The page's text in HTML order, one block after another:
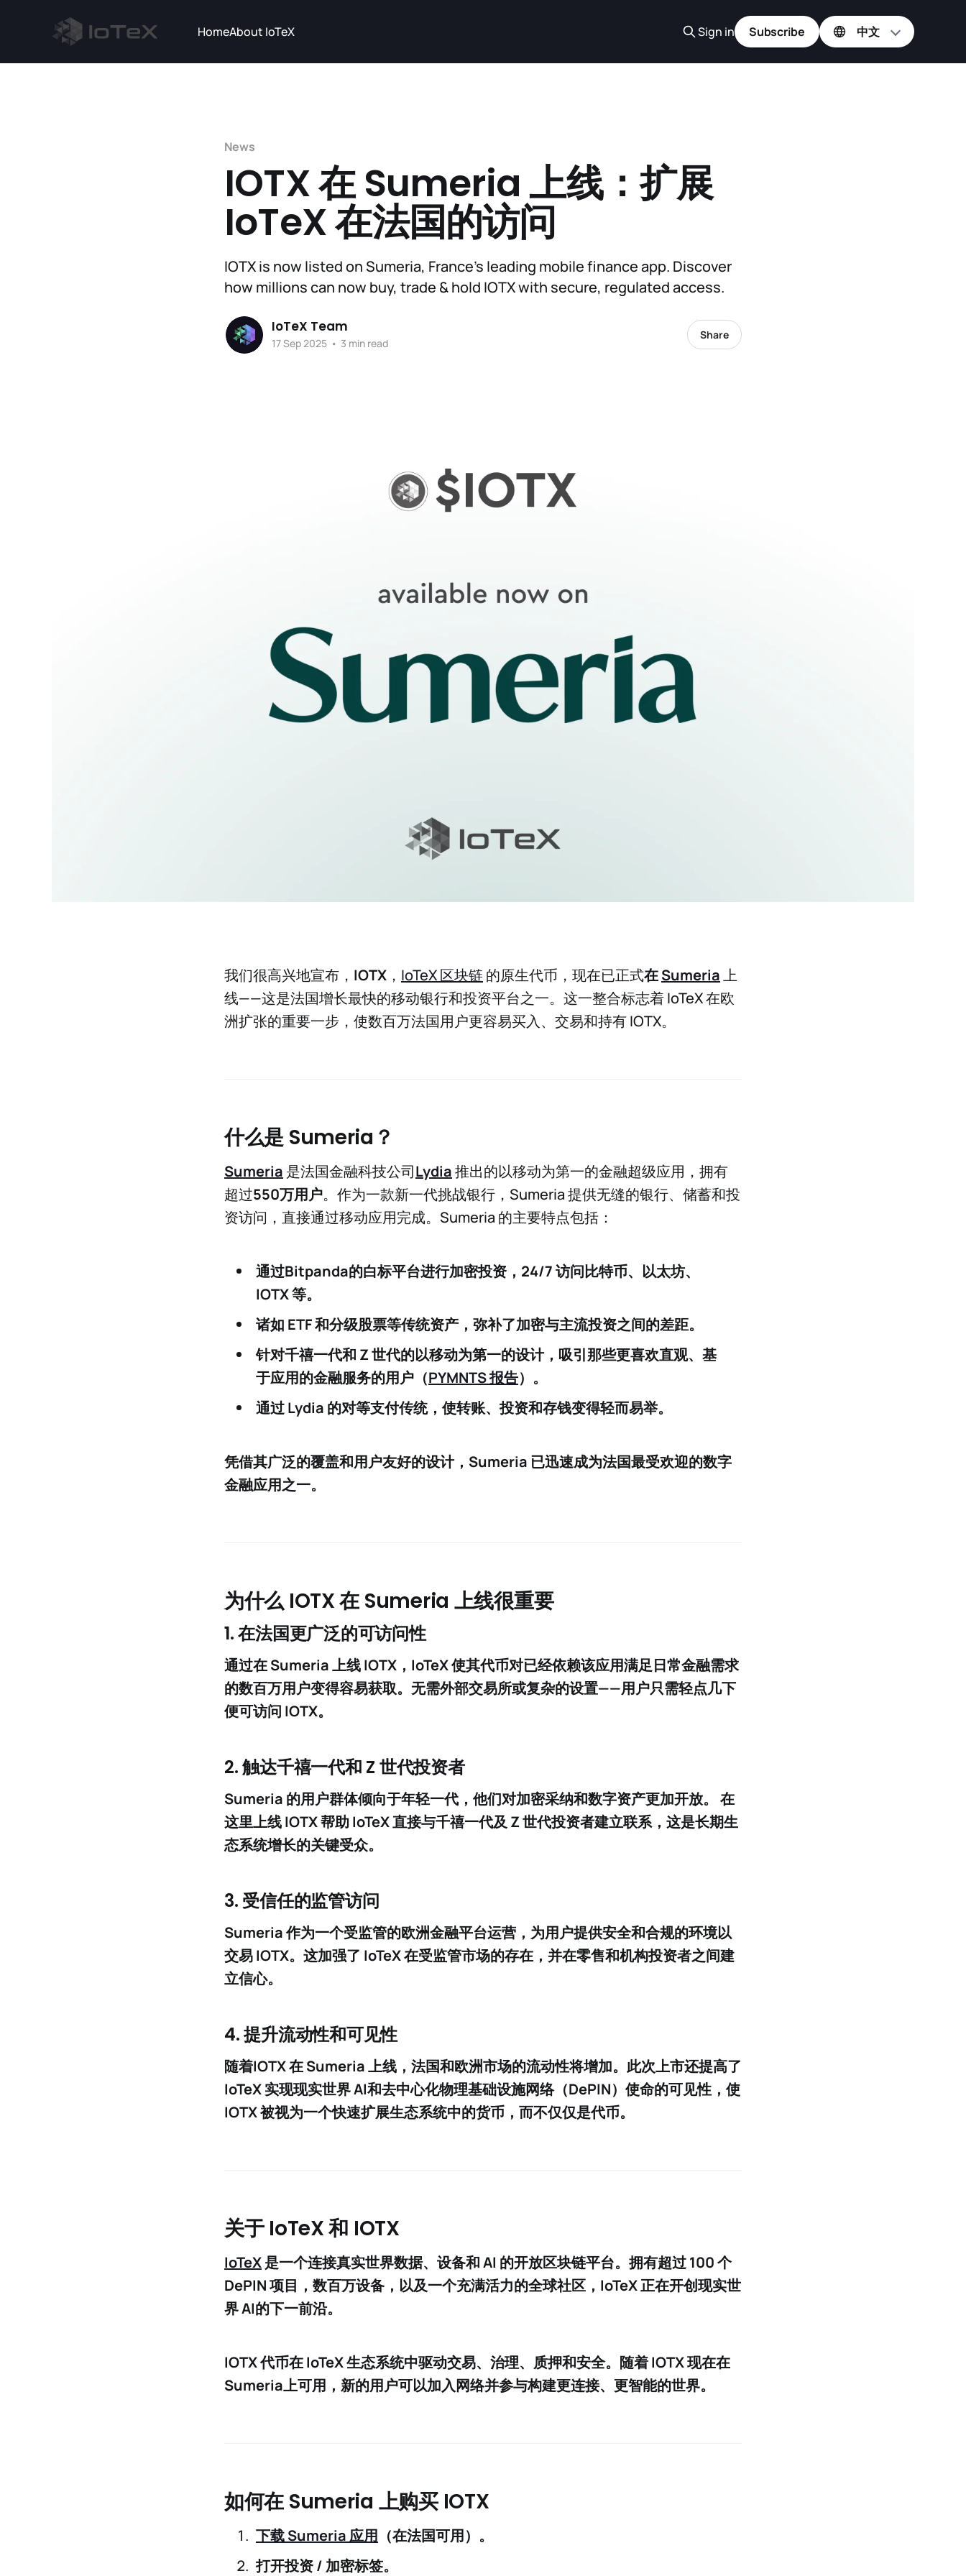
HomeAbout IoTeX Sign in Subscribe
News
IOTX 在 Sumeria 上线：扩展
IoTeX 在法国的访问
IOTX is now listed on Sumeria, France’s leading mobile finance app. Discover
how millions can now buy, trade & hold IOTX with secure, regulated access.
IoTeX Team
17 Sep 2025 • 3 min read
Share
我们很高兴地宣布， IOTX ， IoTeX 区块链的原生代币，现在已正式在Sumeria上
线——这是法国增长最快的移动银行和投资平台之一。这一整合标志着 IoTeX 在欧
洲扩张的重要一步，使数百万法国用户更容易买入、交易和持有 IOTX。
什么是 Sumeria？
Sumeria 是法国金融科技公司Lydia推出的以移动为第一的金融超级应用，拥有
超过550万用户。作为一款新一代挑战银行，Sumeria 提供无缝的银行、储蓄和投
资访问，直接通过移动应用完成。Sumeria 的主要特点包括：
通过Bitpanda的白标平台进行加密投资，24/7 访问比特币、以太坊、
IOTX 等。
诸如 ETF 和分级股票等传统资产 ，弥补了加密与主流投资之间的差距。
针对千禧一代和 Z 世代的以移动为第一的设计，吸引那些更喜欢直观、基
于应用的金融服务的用户（PYMNTS 报告）。
通过 Lydia 的对等支付传统，使转账、投资和存钱变得轻而易举。
凭借其广泛的覆盖和用户友好的设计，Sumeria 已迅速成为法国最受欢迎的数字
金融应用之一。
为什么 IOTX 在 Sumeria 上线很重要
1.在法国更广泛的可访问性
通过在 Sumeria 上线 IOTX，IoTeX 使其代币对已经依赖该应用满足日常金融需求
的数百万用户变得容易获取。无需外部交易所或复杂的设置——用户只需轻点几下
便可访问 IOTX。
2.触达千禧一代和 Z 世代投资者
Sumeria 的用户群体倾向于年轻一代，他们对加密采纳和数字资产更加开放。 在
这里上线 IOTX 帮助 IoTeX 直接与千禧一代及 Z 世代投资者建立联系，这是长期生
态系统增长的关键受众。
3. 受信任的监管访问
Sumeria 作为一个受监管的欧洲金融平台运营，为用户提供安全和合规的环境以
交易 IOTX。这加强了 IoTeX 在受监管市场的存在，并在零售和机构投资者之间建
立信心。
4.提升流动性和可见性
随着IOTX 在 Sumeria 上线 ，法国和欧洲市场的流动性将增加。此次上市还提高了
IoTeX 实现现实世界 AI和去中心化物理基础设施网络（DePIN） 使命的可见性，使
IOTX 被视为一个快速扩展生态系统中的货币，而不仅仅是代币。
关于 IoTeX 和 IOTX
IoTeX是一个连接真实世界数据、设备和 AI 的开放区块链平台。拥有超过 100 个
DePIN 项目，数百万设备，以及一个充满活力的全球社区，IoTeX 正在开创现实世
界 AI的下一前沿。
IOTX 代币在 IoTeX 生态系统中驱动交易、治理、质押和安全。随着 IOTX 现在在
Sumeria上可用，新的用户可以加入网络并参与构建更连接、更智能的世界。
如何在 Sumeria 上购买 IOTX
下载 Sumeria 应用 （在法国可用）。
打开投资 / 加密标签。